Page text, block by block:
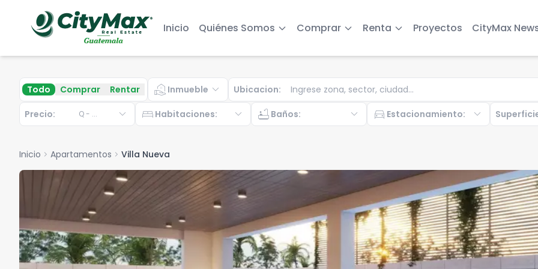
Inicio Quiénes Somos Comprar Renta Proyectos CityMax
Todo Comprar Rentar real_estate_agent Inmueble expand_more Ubicacion:
Precio: Q - ... expand_more bed Habitaciones: expand_more bathtub Baños: expand_more directions_car Estacionamiento: expand_more
Inicio chevron_right Apartamentos chevron_right Villa Nueva